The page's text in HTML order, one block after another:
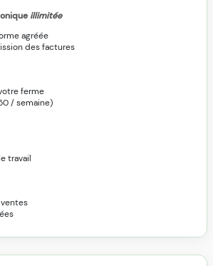
illimitée
agréée
des factures
ferme
/ semaine)
travail